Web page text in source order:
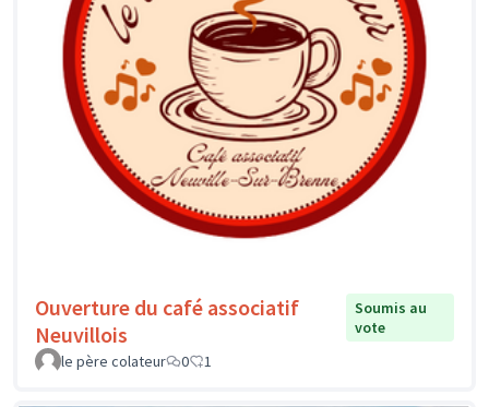
Ouverture du café associatif
Neuvillois
Soumis au
vote
le père colateur
0 1